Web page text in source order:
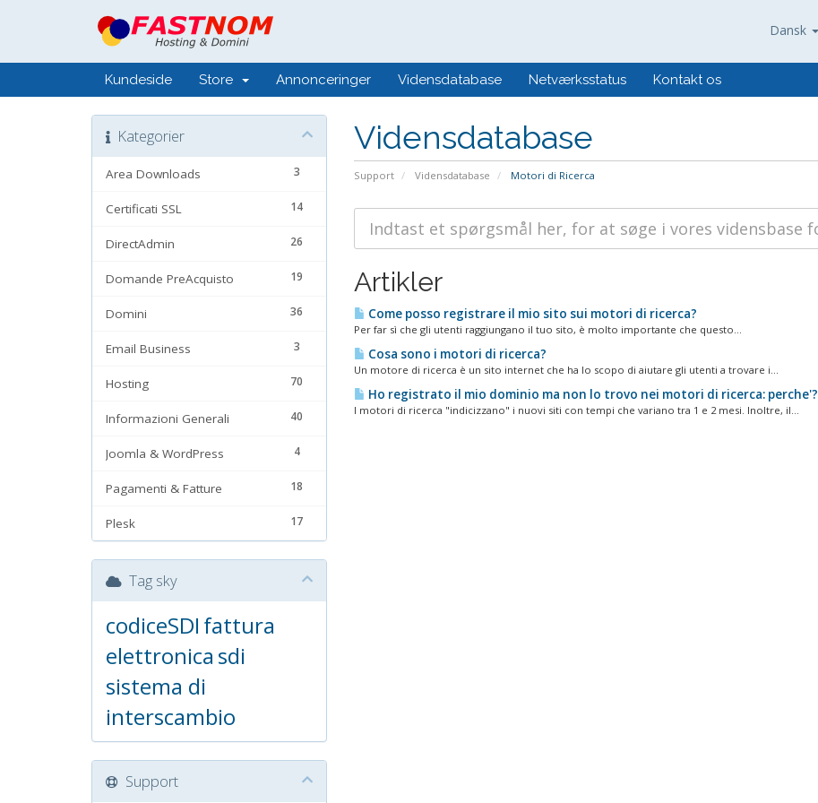
Dansk
Kundeside Store Annonceringer Vidensdatabase Netværksstatus Kontakt os
Vidensdatabase
Support Vidensdatabase Motori di Ricerca
Kategorier
3
Area Downloads
14
Certificati SSL
26
DirectAdmin
19
Domande PreAcquisto
36
Domini
3
Email Business
70
Hosting
40
Informazioni Generali
4
Joomla & WordPress
18
Pagamenti & Fatture
17
Plesk
Artikler
Come posso registrare il mio sito sui motori di ricerca?
Per far sì che gli utenti raggiungano il tuo sito, è molto importante che questo...
Cosa sono i motori di ricerca?
Un motore di ricerca è un sito internet che ha lo scopo di aiutare gli utenti a trovare i...
Ho registrato il mio dominio ma non lo trovo nei motori di ricerca: perche'?
I motori di ricerca "indicizzano" i nuovi siti con tempi che variano tra 1 e 2 mesi. Inoltre, il...
Tag sky
codiceSDI fattura
elettronica sdi
sistema di
interscambio
Support